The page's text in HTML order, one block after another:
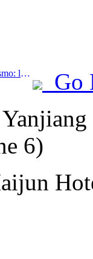
Prev:Ministero della Cultura e del Turismo: lancio di 22 attività tematiche suddivise in 7 sezioni principali
Go
6)